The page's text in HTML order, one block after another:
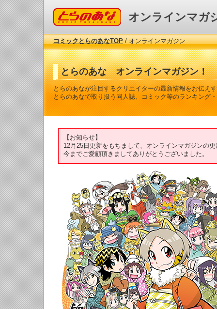
コミックとらのあな オンラインマガ
コミックとらのあなTOP/ オンラインマガジン
とらのあな オンラインマガジン！
とらのあなが注目するクリエイターの最新情報をお伝え
とらのあなで取り扱う同人誌、コミック等のランキング
【お知らせ】
12月25日更新をもちまして、オンラインマガジンの
今までご愛顧頂きましてありがとうございました。